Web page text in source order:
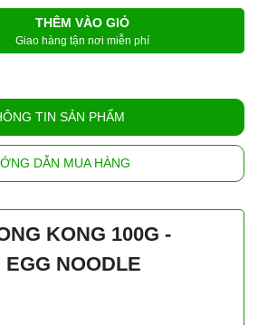
THÊM VÀO GIỎ
Giao hàng tận nơi miễn phí
TIN SẢN PHẨM
DẪN MUA HÀNG
KONG 100G -
NOODLE